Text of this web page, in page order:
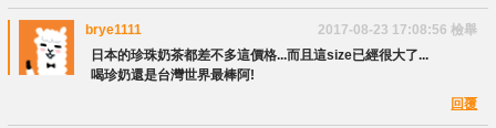
brye1111 2017-08-23 17:08:56 檢舉
日本的珍珠奶茶都差不多這價格...而且這size已經很大了...
喝珍奶還是台灣世界最棒阿!
回覆